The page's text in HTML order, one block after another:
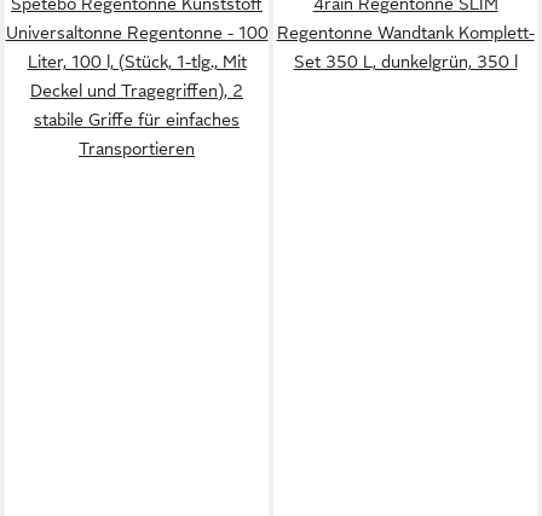
Universaltonne Regentonne - 100
Liter, 100 l, (Stück, 1-tlg., Mit
Deckel und Tragegriffen), 2
stabile Griffe für einfaches
Transportieren
Regentonne Wandtank Komplett-
Set 350 L, dunkelgrün, 350 l